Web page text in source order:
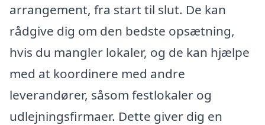
arrangement, fra start til slut. De kan
rådgive dig om den bedste opsætning,
hvis du mangler lokaler, og de kan hjælpe
med at koordinere med andre
leverandører, såsom festlokaler og
udlejningsfirmaer. Dette giver dig en